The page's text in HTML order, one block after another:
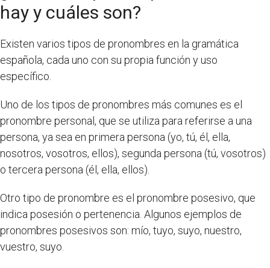
hay y cuáles son?
Existen varios tipos de pronombres en la gramática
española, cada uno con su propia función y uso
específico.
Uno de los tipos de pronombres más comunes es el
pronombre personal, que se utiliza para referirse a una
persona, ya sea en primera persona (yo, tú, él, ella,
nosotros, vosotros, ellos), segunda persona (tú, vosotros)
o tercera persona (él, ella, ellos).
Otro tipo de pronombre es el pronombre posesivo, que
indica posesión o pertenencia. Algunos ejemplos de
pronombres posesivos son: mío, tuyo, suyo, nuestro,
vuestro, suyo.